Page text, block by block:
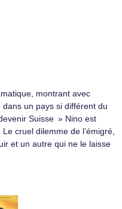
montrant avec
dans un pays si différent du
Suisse » Nino est
cruel dilemme de l’émigré,
et un autre qui ne le laisse